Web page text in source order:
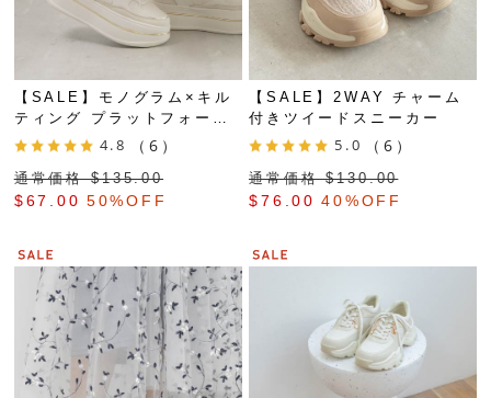
【SALE】モノグラム×キル
ティング プラットフォーム
スニーカー 4.8 （6）
通常価格 $‌135.00
$‌67.00 50%OFF
【SALE】2WAY チャーム
付きツイードスニーカー
5.0 （6）
通常価格 $‌130.00
$‌76.00 40%OFF